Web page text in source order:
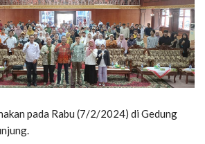
pada Rabu (7/2/2024) di Gedung